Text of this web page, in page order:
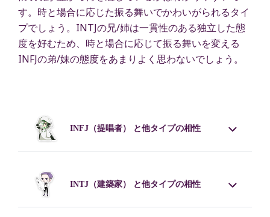
す。時と場合に応じた振る舞いでかわいがられるタイ
プでしょう。INTJの兄/姉は一貫性のある独立した態
度を好むため、時と場合に応じて振る舞いを変える
INFJの弟/妹の態度をあまりよく思わないでしょう。
INFJ （提唱者） と他タイプの相性
INTJ （建築家） と他タイプの相性